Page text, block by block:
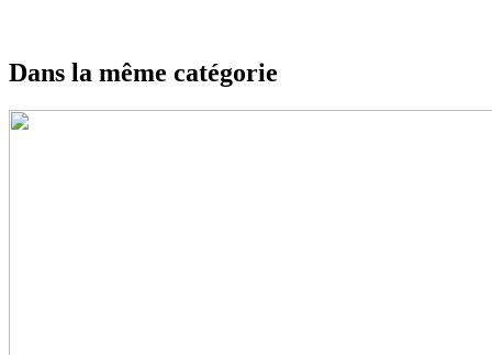
Dans la même catégorie